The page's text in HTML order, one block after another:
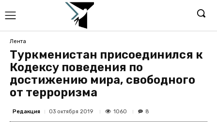
Лента
Туркменистан присоединился к
Кодексу поведения по
достижению мира, свободного
от терроризма
Редакция 03 октября 2019 1060 8